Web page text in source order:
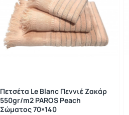
Πετσέτα Le Blanc Πεννιέ Ζακάρ
550gr/m2 PAROS Peach
Σώματος 70×140